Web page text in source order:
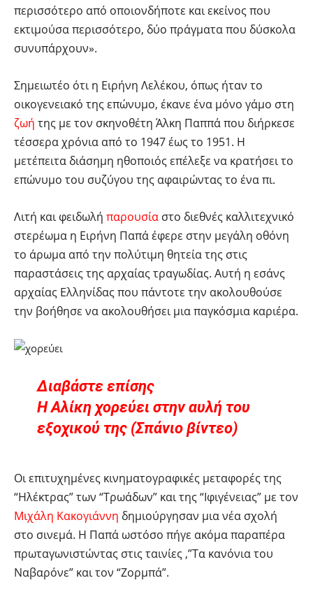
περισσότερο από οποιονδήποτε και εκείνος που
εκτιμούσα περισσότερο, δύο πράγματα που δύσκολα
συνυπάρχουν».
Σημειωτέο ότι η Ειρήνη Λελέκου, όπως ήταν το
οικογενειακό της επώνυμο, έκανε ένα μόνο γάμο στη
ζωή της με τον σκηνοθέτη Άλκη Παππά που διήρκεσε
τέσσερα χρόνια από το 1947 έως το 1951. Η
μετέπειτα διάσημη ηθοποιός επέλεξε να κρατήσει το
επώνυμο του συζύγου της αφαιρώντας το ένα πι.
Λιτή και φειδωλή παρουσία στο διεθνές καλλιτεχνικό
στερέωμα η Ειρήνη Παπά έφερε στην μεγάλη οθόνη
το άρωμα από την πολύτιμη θητεία της στις
παραστάσεις της αρχαίας τραγωδίας. Αυτή η εσάνς
αρχαίας Ελληνίδας που πάντοτε την ακολουθούσε
την βοήθησε να ακολουθήσει μια παγκόσμια καριέρα.
Διαβάστε επίσης
Η Αλίκη χορεύει στην αυλή του
εξοχικού της (Σπάνιο βίντεο)
Οι επιτυχημένες κινηματογραφικές μεταφορές της
“Ηλέκτρας” των “Τρωάδων” και της “Ιφιγένειας” με τον
Μιχάλη Κακογιάννη δημιούργησαν μια νέα σχολή
στο σινεμά. Η Παπά ωστόσο πήγε ακόμα παραπέρα
πρωταγωνιστώντας στις ταινίες ,”Τα κανόνια του
Ναβαρόνε” και τον “Ζορμπά”.